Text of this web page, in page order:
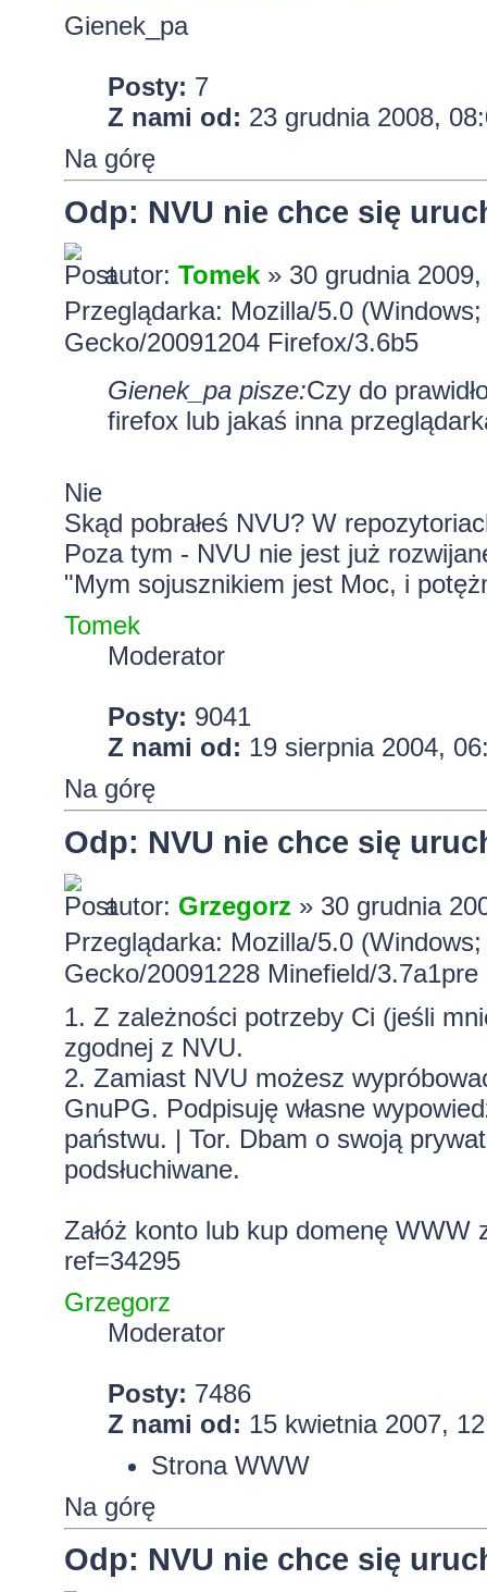
Gienek_pa
Posty: 7
Z nami od: 23 grudnia 2008,
Na górę
Odp: NVU nie chce się
autor: Tomek» 30 grudnia 2009,
Przeglądarka: Mozilla/5.0
Gecko/20091204 Firefox/3.6b5
Gienek_pa pisze:Czy do
firefox lub jakaś inna
Nie
Skąd pobrałeś NVU? W
Poza tym - NVU nie jest już
"Mym sojusznikiem jest Moc, i
Tomek
Moderator
Posty: 9041
Z nami od: 19 sierpnia 2004,
Na górę
Odp: NVU nie chce się
autor: Grzegorz» 30 grudnia
Przeglądarka: Mozilla/5.0
Gecko/20091228 Minefield/3.7a1pre
1. Z zależności potrzeby Ci (jeśli
zgodnej z NVU.
2. Zamiast NVU możesz
GnuPG. Podpisuję własne
państwu. | Tor. Dbam o swoją
podsłuchiwane.
Załóż konto lub kup domenę
ref=34295
Grzegorz
Moderator
Posty: 7486
Z nami od: 15 kwietnia 2007,
Strona WWW
Na górę
Odp: NVU nie chce się